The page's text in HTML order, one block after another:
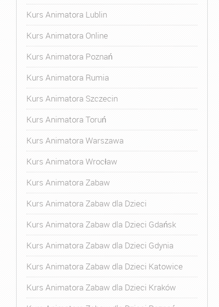
Kurs Animatora Lublin
Kurs Animatora Online
Kurs Animatora Poznań
Kurs Animatora Rumia
Kurs Animatora Szczecin
Kurs Animatora Toruń
Kurs Animatora Warszawa
Kurs Animatora Wrocław
Kurs Animatora Zabaw
Kurs Animatora Zabaw dla Dzieci
Kurs Animatora Zabaw dla Dzieci Gdańsk
Kurs Animatora Zabaw dla Dzieci Gdynia
Kurs Animatora Zabaw dla Dzieci Katowice
Kurs Animatora Zabaw dla Dzieci Kraków